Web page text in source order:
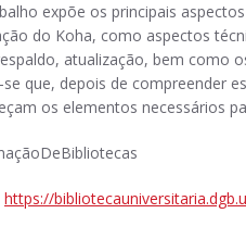
expõe os principais
do Koha, como aspectos
atualização, bem como
que, depois de compreender
os elementos necessários
https://